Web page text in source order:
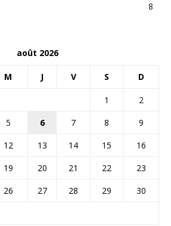
8
août 2026
M J V S D
1
2
5 6 7 8
9
12 13 14 15
16
19 20 21 22
23
26 27 28 29
30